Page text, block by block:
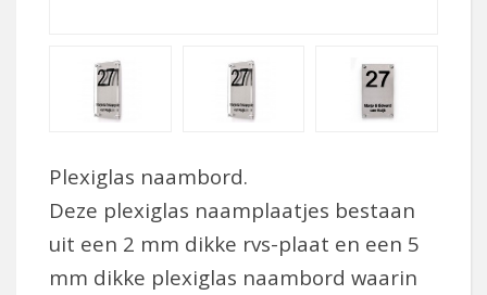
Plexiglas naambord.
Deze plexiglas naamplaatjes bestaan
uit een 2 mm dikke rvs-plaat en een 5
mm dikke plexiglas naambord waarin